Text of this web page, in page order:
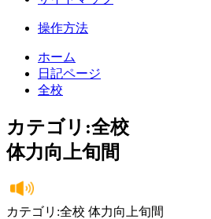
操作方法
ホーム
日記ページ
全校
カテゴリ:全校
体力向上旬間
カテゴリ:全校 体力向上旬間